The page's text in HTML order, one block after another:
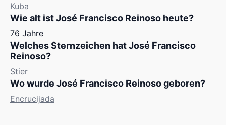
Kuba
Wie alt ist José Francisco Reinoso heute?
76 Jahre
Welches Sternzeichen hat José Francisco
Reinoso?
Stier
Wo wurde José Francisco Reinoso geboren?
Encrucijada